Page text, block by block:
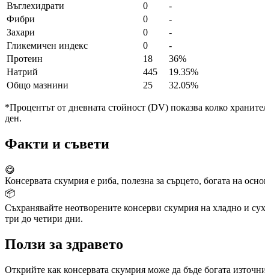
Въглехидрати
0
-
Фибри
0
-
Захари
0
-
Гликемичен индекс
0
-
Протеин
18
36%
Натрий
445
19.35%
Общо мазнини
25 32.05%
*Процентът от дневната стойност (DV) показва колко
ден.
Факти и съвети
😋
Консервата скумрия е риба, полезна за сърцето, богата на
📦
Съхранявайте неотворените консерви скумрия на хладно и
три до четири дни.
Ползи за здравето
Открийте как консервата скумрия може да бъде богата